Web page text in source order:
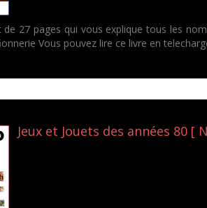
de 27 pages qui vous explique tous les
Vous pouvez lire ce livre en
Jeux et Jouets des années 80 [